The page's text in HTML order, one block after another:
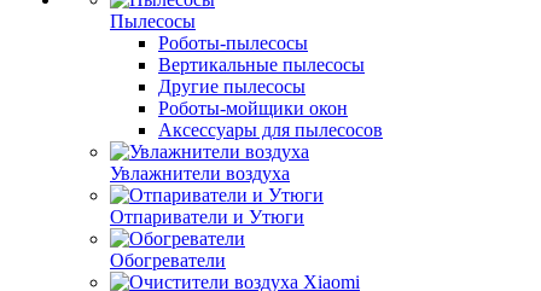
Пылесосы
Роботы-пылесосы
Вертикальные пылесосы
Другие пылесосы
Роботы-мойщики окон
Аксессуары для пылесосов
Увлажнители воздуха
Отпариватели и Утюги
Обогреватели